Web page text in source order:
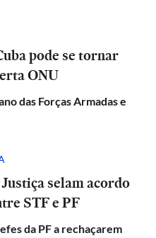
pode se tornar
ONU
das Forças Armadas e
selam acordo
STF e PF
da PF a rechaçarem